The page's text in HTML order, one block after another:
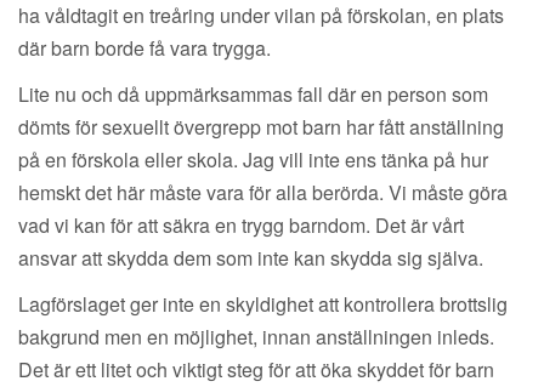
ha våldtagit en treåring under vilan på förskolan, en plats
där barn borde få vara trygga.
Lite nu och då uppmärksammas fall där en person som
dömts för sexuellt övergrepp mot barn har fått anställning
på en förskola eller skola. Jag vill inte ens tänka på hur
hemskt det här måste vara för alla berörda. Vi måste göra
vad vi kan för att säkra en trygg barndom. Det är vårt
ansvar att skydda dem som inte kan skydda sig själva.
Lagförslaget ger inte en skyldighet att kontrollera brottslig
bakgrund men en möjlighet, innan anställningen inleds.
Det är ett litet och viktigt steg för att öka skyddet för barn